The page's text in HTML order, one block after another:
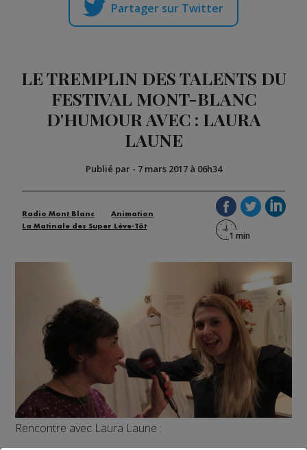
Partager sur Twitter
LE TREMPLIN DES TALENTS DU
FESTIVAL MONT-BLANC
D'HUMOUR AVEC : LAURA
LAUNE
Publié par - 7 mars 2017 à 06h34
Radio Mont Blanc
Animation
La Matinale des Super Lève-Tôt
Rencontre avec Laura Laune :